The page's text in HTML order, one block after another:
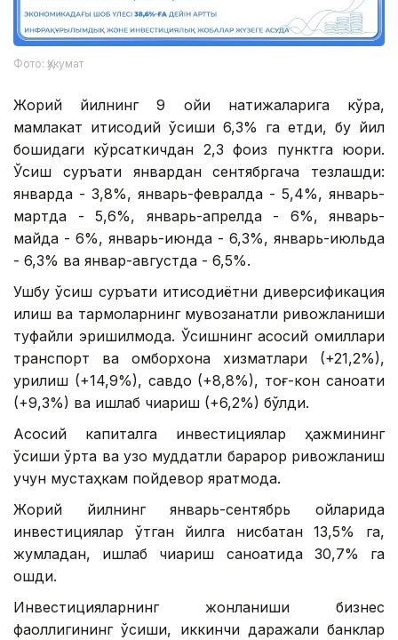
Фото: Ҳукумат
Жорий йилнинг 9 ойи натижаларига кўра,
мамлакат иқтисодий ўсиши 6,3% га етди, бу йил
бошидаги кўрсаткичдан 2,3 фоиз пунктга юқори.
Ўсиш суръати январдан сентябргача тезлашди:
январда - 3,8%, январь-февралда - 5,4%, январь-
мартда - 5,6%, январь-апрелда - 6%, январь-
майда - 6%, январь-июнда - 6,3%, январь-июльда
- 6,3% ва январ-августда - 6,5%.
Ушбу ўсиш суръати иқтисодиётни диверсификация
қилиш ва тармоқларнинг мувозанатли ривожланиши
туфайли эришилмоқда. Ўсишнинг асосий омиллари
транспорт ва омборхона хизматлари (+21,2%),
қурилиш (+14,9%), савдо (+8,8%), тоғ-кон саноати
(+9,3%) ва ишлаб чиқариш (+6,2%) бўлди.
Асосий капиталга инвестициялар ҳажмининг
ўсиши ўрта ва узоқ муддатли барқарор ривожланиш
учун мустаҳкам пойдевор яратмоқда.
Жорий йилнинг январь-сентябрь ойларида
инвестициялар ўтган йилга нисбатан 13,5% га,
жумладан, ишлаб чиқариш саноатида 30,7% га
ошди.
Инвестицияларнинг жонланиши бизнес
фаоллигининг ўсиши, иккинчи даражали банклар